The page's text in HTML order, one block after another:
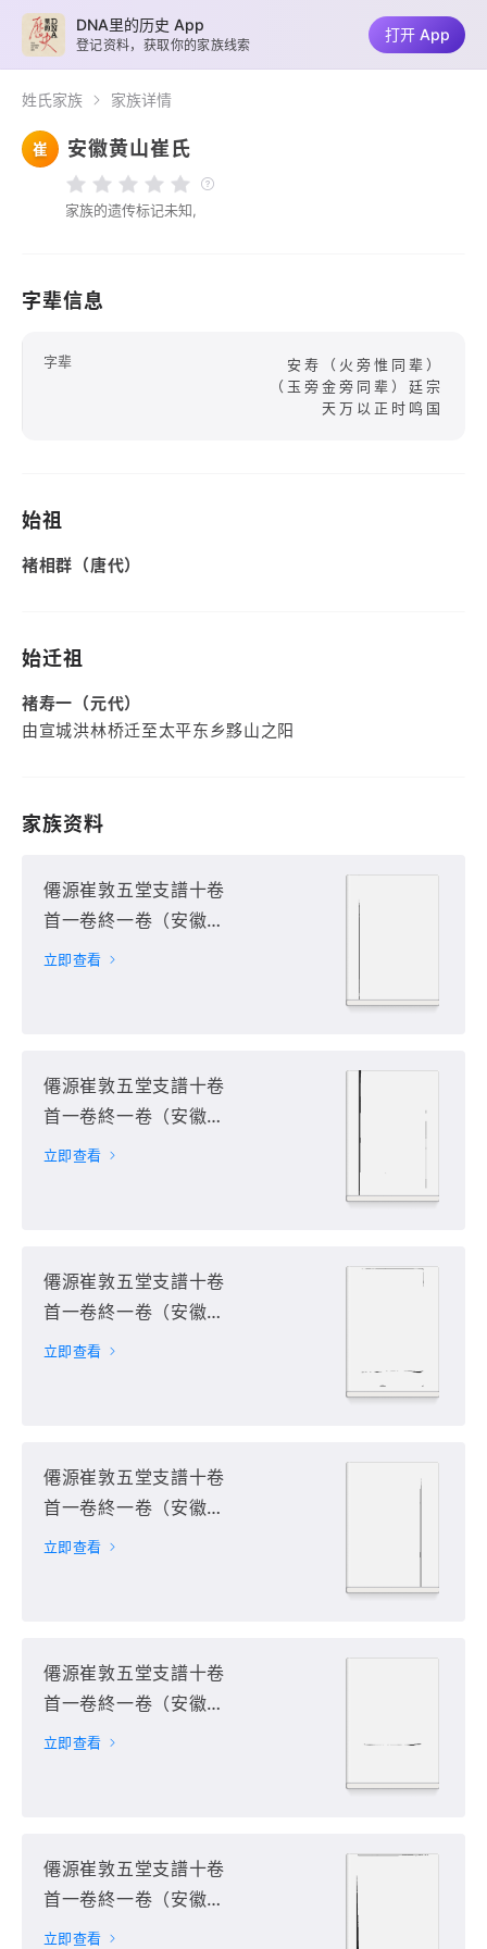
姓氏家族 家族详情
崔 安徽黄山崔氏
家族的遗传标记未知,
字辈信息
字辈
安寿（火旁惟同辈）
（玉旁金旁同辈）廷宗
天万以正时鸣国
始祖
褚相群（唐代）
始迁祖
褚寿一（元代）
由宣城洪林桥迁至太平东乡黟山之阳
家族资料
僊源崔敦五堂支譜十卷
首一卷終一卷（安徽省
黃山市）第1册
立即查看
僊源崔敦五堂支譜十卷
首一卷終一卷（安徽省
黃山市）第2册
立即查看
僊源崔敦五堂支譜十卷
首一卷終一卷（安徽省
黃山市）第3册
立即查看
僊源崔敦五堂支譜十卷
首一卷終一卷（安徽省
黃山市）第4册
立即查看
僊源崔敦五堂支譜十卷
首一卷終一卷（安徽省
黃山市）第5册
立即查看
僊源崔敦五堂支譜十卷
首一卷終一卷（安徽省
黃山市）第6册
立即查看
DNA里的历史 App
登记资料，获取你的家族线索
打开 App